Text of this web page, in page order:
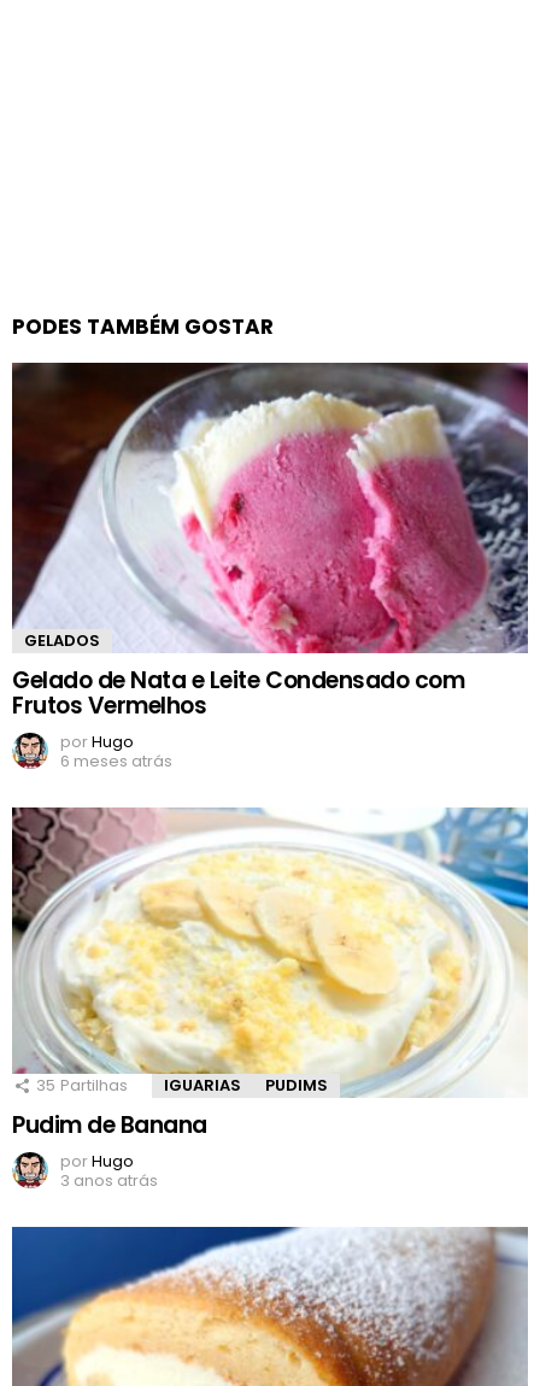
PODES TAMBÉM GOSTAR
GELADOS
Gelado de Nata e Leite Condensado com
Frutos Vermelhos
porHugo
6 meses atrás
35 Partilhas IGUARIAS PUDIMS
Pudim de Banana
porHugo
3 anos atrás